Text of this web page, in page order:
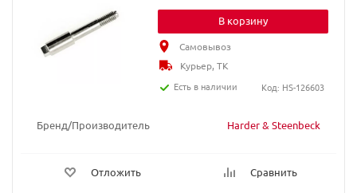
Бренд/Производитель Harder & Steenbeck
Отложить Сравнить
В корзину
Самовывоз
Курьер, ТК
Есть в наличии
Код: HS-126603